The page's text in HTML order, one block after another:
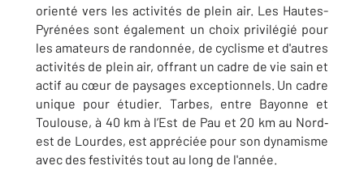
orienté vers les activités de plein air. Les Hautes-
Pyrénées sont également un choix privilégié pour
les amateurs de randonnée, de cyclisme et d'autres
activités de plein air, offrant un cadre de vie sain et
actif au cœur de paysages exceptionnels. Un cadre
unique pour étudier. Tarbes, entre Bayonne et
Toulouse, à 40 km à l’Est de Pau et 20 km au Nord‐
est de Lourdes, est appréciée pour son dynamisme
avec des festivités tout au long de l'année.